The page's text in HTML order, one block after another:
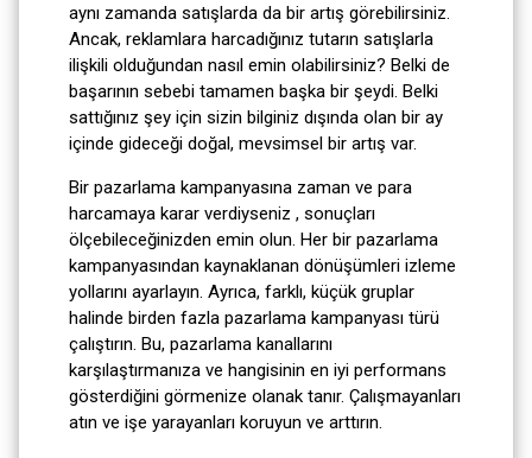
aynı zamanda satışlarda da bir artış görebilirsiniz.
Ancak, reklamlara harcadığınız tutarın satışlarla
ilişkili olduğundan nasıl emin olabilirsiniz? Belki de
başarının sebebi tamamen başka bir şeydi. Belki
sattığınız şey için sizin bilginiz dışında olan bir ay
içinde gideceği doğal, mevsimsel bir artış var.
Bir pazarlama kampanyasına zaman ve para
harcamaya karar verdiyseniz , sonuçları
ölçebileceğinizden emin olun. Her bir pazarlama
kampanyasından kaynaklanan dönüşümleri izleme
yollarını ayarlayın. Ayrıca, farklı, küçük gruplar
halinde birden fazla pazarlama kampanyası türü
çalıştırın. Bu, pazarlama kanallarını
karşılaştırmanıza ve hangisinin en iyi performans
gösterdiğini görmenize olanak tanır. Çalışmayanları
atın ve işe yarayanları koruyun ve arttırın.